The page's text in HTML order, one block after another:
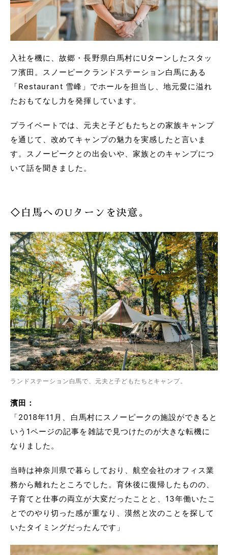
入社を機に、故郷・長野県白馬村にUターンしたスタッ
フ濱田。スノーピークランドステーション白馬にある
「Restaurant 雪峰」でホールを担当し、地元愛に溢れ
たおもてなし力を発揮しています。
プライベートでは、元夫と子どもたちとの家族キャンプ
を通じて、改めてキャンプの魅力を実感したと言いま
す。スノーピークとの出会いや、家族とのキャンプにつ
いて話を聞きました。
◇白馬へのUターンを決意。
ランドステーション白馬で、元夫と子どもたちとキャンプ。
濱田：
「2018年11月、白馬村にスノーピークの施設ができると
いう1ページの記事を雑誌で見つけたのが大きな転機に
なりました。
当時は神奈川県で暮らしており、航空会社のオフィス業
務から離れたところでした。育休後に復帰したものの、
子育てと仕事の両立が大変だったことと、13年働いたこ
とでのやり切った感が重なり、漠然と次のことを探して
いたタイミングだったんです」